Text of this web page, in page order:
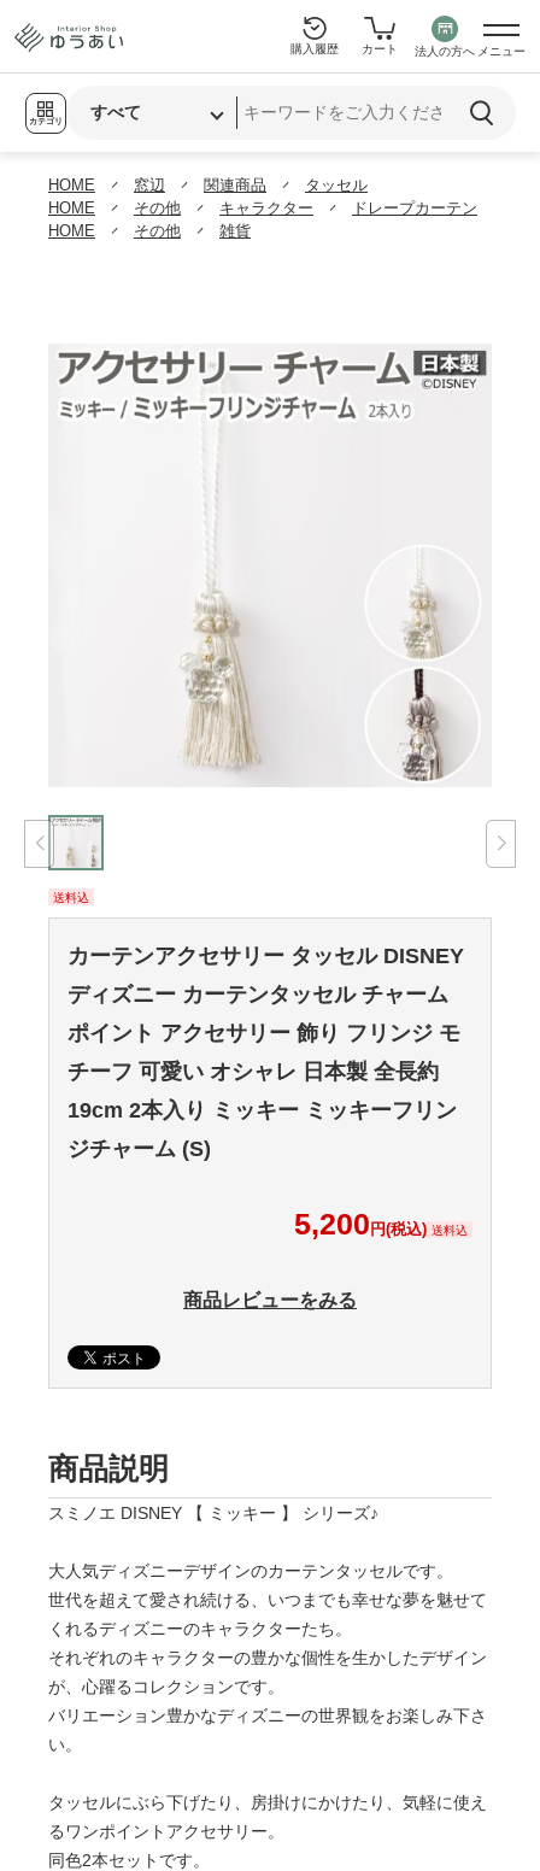
カテゴリ
購入履歴 カート 法人の方へ メニュー
HOME 窓辺 関連商品
タッセル
HOME
その他 キャラクター
ドレープカーテン
HOME
その他 雑貨
送料込
カーテンアクセサリー タッセル DISNEY
ディズニー カーテンタッセル チャーム
ポイント アクセサリー 飾り フリンジ モ
チーフ 可愛い オシャレ 日本製 全長約
19cm 2本入り ミッキー ミッキーフリン
ジチャーム (S)
5,200 円(税込) 送料込
商品レビューをみる
商品説明
スミノエ DISNEY 【 ミッキー 】 シリーズ♪
大人気ディズニーデザインのカーテンタッセルです。
世代を超えて愛され続ける、いつまでも幸せな夢を魅せて
くれるディズニーのキャラクターたち。
それぞれのキャラクターの豊かな個性を生かしたデザイン
が、心躍るコレクションです。
バリエーション豊かなディズニーの世界観をお楽しみ下さ
い。
タッセルにぶら下げたり、房掛けにかけたり、気軽に使え
るワンポイントアクセサリー。
同色2本セットです。